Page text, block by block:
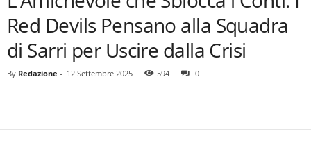
Red Devils Pensano alla Squadra
di Sarri per Uscire dalla Crisi
By Redazione - 12 Settembre 2025 594 0